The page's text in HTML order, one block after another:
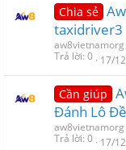
Chia sẻ
taxidriver3
aw8vietnamorg
Trả lời 0 17/
Cần giúp
Đánh Lô
aw8vietnamorg
Trả lời 0 17/